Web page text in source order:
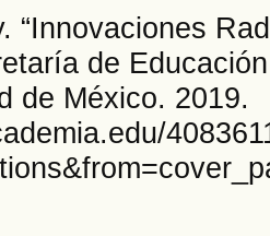
“Innovaciones
de
de México. 2019.